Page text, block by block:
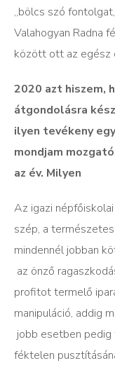
„bölcs szó
Valahogyan Radna
között ott az egész
2020 azt hiszem,
átgondolásra
ilyen tevékeny
mondjam
az év. Milyen
Az igazi
szép, a
mindennél jobban
az önző
profitot termelő
manipuláció, addig
jobb esetben pedig
féktelen